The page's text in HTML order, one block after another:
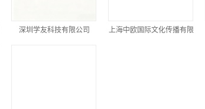
深圳学友科技有限公司 上海中欧国际文化传播有限